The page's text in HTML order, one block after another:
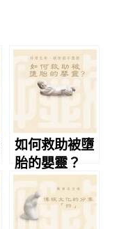
如何救助被墮
胎的嬰靈？